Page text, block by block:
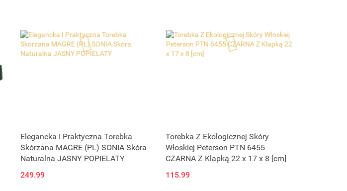
Produkt niedostępny
Elegancka I Praktyczna Torebka
Skórzana MAGRE (PL) SONIA Skóra
Naturalna JASNY POPIELATY
249.99
Produkt niedostępny
Torebka Z Ekologicznej Skóry
Włoskiej Peterson PTN 6455
CZARNA Z Klapką 22 x 17 x 8 [cm]
115.99